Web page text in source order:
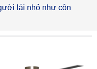
lái nhỏ như côn